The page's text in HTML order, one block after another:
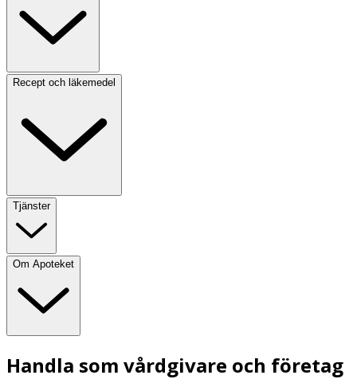
Recept och läkemedel
Tjänster
Om Apoteket
Handla som vårdgivare och företag